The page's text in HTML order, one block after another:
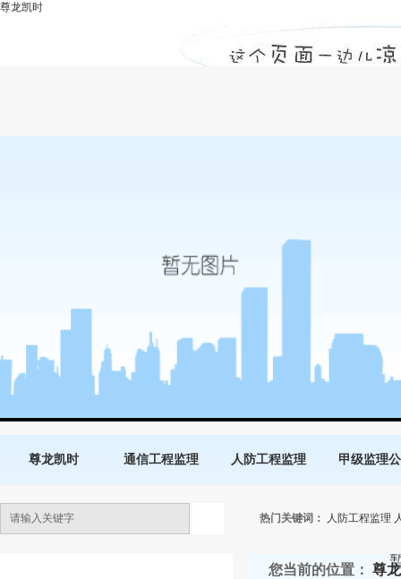
建基咨询：信息化监理项目有哪些类型？-
尊龙凯时
尊龙凯时 通信工程监理 人防工程监理 甲级监理
热门关键词： 人防工程监理
您当前的位置： 尊